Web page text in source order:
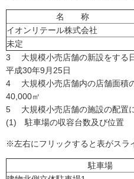
名 称
イオンリテール株式会社
未定
3 大規模小売店舗の新設をする
平成30年9月25日
4 大規模小売店舗内の店舗面積
40,000㎡
5 大規模小売店舗の施設の配置
(1) 駐車場の収容台数及び位置
※左右にフリックすると表がスラ
駐車場